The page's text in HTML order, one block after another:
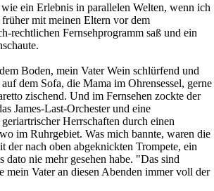
ein Erlebnis in parallelen Welten, wenn ich
mit meinen Eltern vor dem
rechtlichen Fernsehprogramm saß und ein
Boden, mein Vater Wein schlürfend und
dem Sofa, die Mama im Ohrensessel, gerne
zischend. Und im Fernsehen zockte der
James-Last-Orchester und eine
Herrschaften durch einen
im Ruhrgebiet. Was mich bannte, waren die
der nach oben abgeknickten Trompete, ein
dato nie mehr gesehen habe. "Das sind
mein Vater an diesen Abenden immer voll der